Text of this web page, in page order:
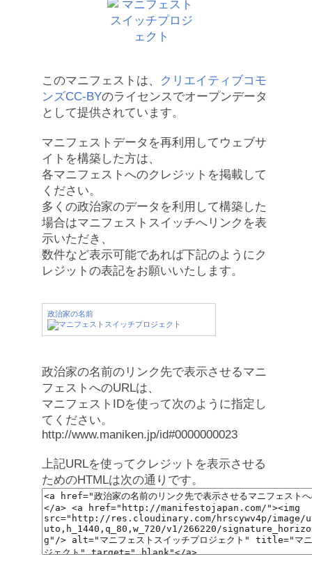
このマニフェストは、
クリエイティブコモ
ンズCC-BYのライセンスでオープンデータ
として提供されています。
マニフェストデータを再利用してウェブサ
イトを構築した方は、
各マニフェストへのクレジットを掲載して
ください。
多くの政治家のデータを利用して構築した
場合はマニフェストスイッチへリンクを表
示いただき、
数件など表示可能であれば下記のようにク
レジットの表記をお願いいたします。
政治家の名前
政治家の名前のリンク先で表示させるマニ
フェストへのURLは、
マニフェストIDを使って次のように指定し
てください。
http://www.maniken.jp/id#0000000023
上記URLを使ってクレジットを表示させる
ためのHTMLは次の通りです。